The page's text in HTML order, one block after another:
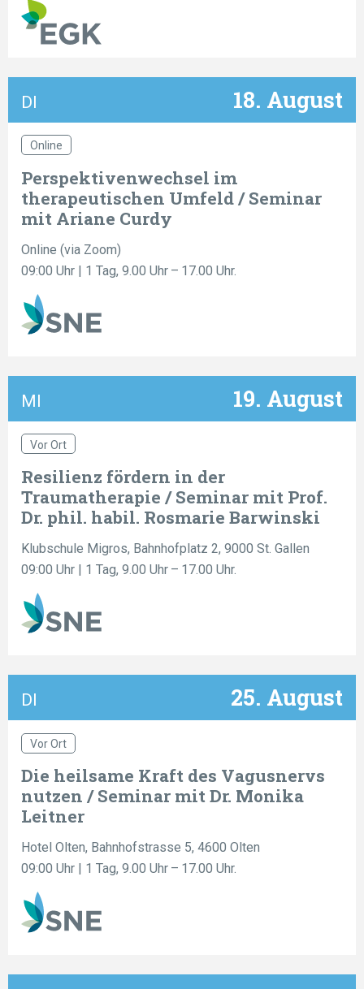
DI 18. August
Online
Perspektivenwechsel im
therapeutischen Umfeld / Seminar
mit Ariane Curdy
Online (via Zoom)
09:00 Uhr | 1 Tag, 9.00 Uhr – 17.00 Uhr.
MI 19. August
Vor Ort
Resilienz fördern in der
Traumatherapie / Seminar mit Prof.
Dr. phil. habil. Rosmarie Barwinski
Klubschule Migros, Bahnhofplatz 2, 9000 St. Gallen
09:00 Uhr | 1 Tag, 9.00 Uhr – 17.00 Uhr.
DI 25. August
Vor Ort
Die heilsame Kraft des Vagusnervs
nutzen / Seminar mit Dr. Monika
Leitner
Hotel Olten, Bahnhofstrasse 5, 4600 Olten
09:00 Uhr | 1 Tag, 9.00 Uhr – 17.00 Uhr.